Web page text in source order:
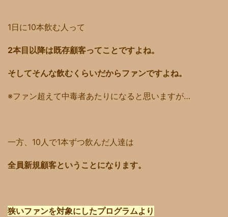
1日に10本飲む人って
2本目以降は既存顧客ってことですよね。
そしてそんな飲むくらいだからファンですよね。
※ファン超えて中毒者あたりになると思いますが…
一方、10人で1本ずつ飲んだ人達は
全員新規顧客ということになります。
狭いファンを対象にしたプログラムより